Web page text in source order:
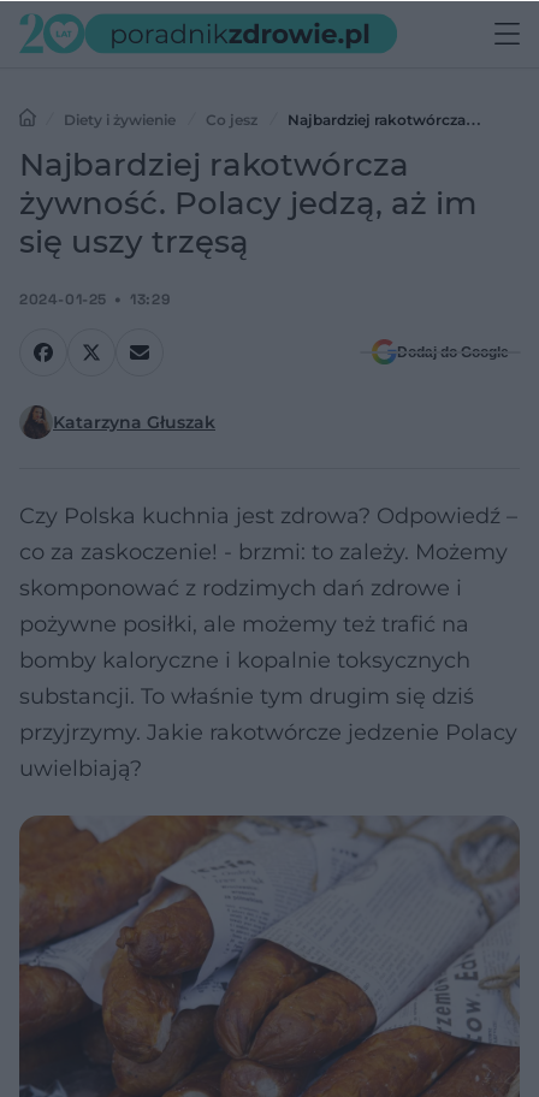
Diety i żywienie Co jesz
Najbardziej rakotwórcza
żywność. Polacy jedzą, aż im się uszy trzęsą
Najbardziej rakotwórcza
żywność. Polacy jedzą, aż im
się uszy trzęsą
2024-01-25 13:29
Dodaj do Google
Katarzyna Głuszak
Czy Polska kuchnia jest zdrowa? Odpowiedź –
co za zaskoczenie! - brzmi: to zależy. Możemy
skomponować z rodzimych dań zdrowe i
pożywne posiłki, ale możemy też trafić na
bomby kaloryczne i kopalnie toksycznych
substancji. To właśnie tym drugim się dziś
przyjrzymy. Jakie rakotwórcze jedzenie Polacy
uwielbiają?